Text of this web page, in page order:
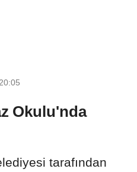
Okulu'nda
tarafından